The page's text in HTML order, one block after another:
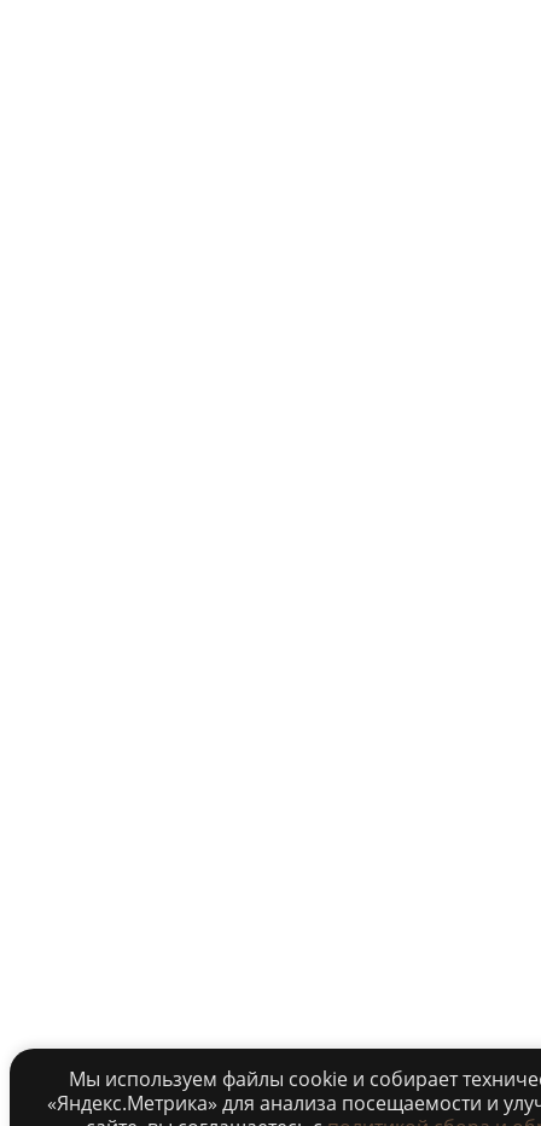
Мы используем файлы cookie и собирает
«Яндекс.Метрика» для анализа посещаемости и